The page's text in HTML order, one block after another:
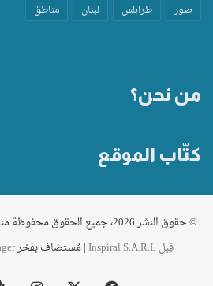
صور
طرابلس لبنان مناطق
من نحن؟
كتّاب الموقع
© حقوق النشر 2026، جميع الحقوق محفوظة مناطق .نت |
قِبل Inspiral S.A.R.L
| مُستضاف بفخر